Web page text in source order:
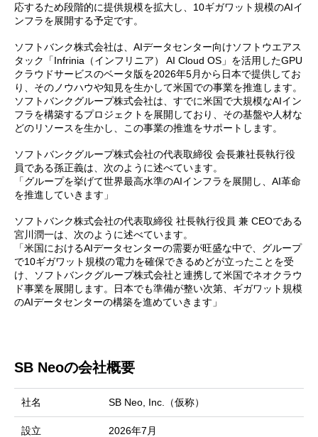
応するため段階的に提供規模を拡大し、10ギガワット規模のAIイ
ンフラを展開する予定です。
ソフトバンク株式会社は、AIデータセンター向けソフトウエアス
タック「Infrinia（インフリニア） AI Cloud OS」を活用したGPU
クラウドサービスのベータ版を2026年5月から日本で提供してお
り、そのノウハウや知見を生かして米国での事業を推進します。
ソフトバンクグループ株式会社は、すでに米国で大規模なAIイン
フラを構築するプロジェクトを展開しており、その基盤や人材な
どのリソースを生かし、この事業の推進をサポートします。
ソフトバンクグループ株式会社の代表取締役 会長兼社長執行役
員である孫正義は、次のように述べています。
「グループを挙げて世界最高水準のAIインフラを展開し、AI革命
を推進していきます」
ソフトバンク株式会社の代表取締役 社長執行役員 兼 CEOである
宮川潤一は、次のように述べています。
「米国におけるAIデータセンターの需要が旺盛な中で、グループ
で10ギガワット規模の電力を確保できるめどが立ったことを受
け、ソフトバンクグループ株式会社と連携して米国でネオクラウ
ド事業を展開します。日本でも準備が整い次第、ギガワット規模
のAIデータセンターの構築を進めていきます」
SB Neoの会社概要
社名 SB Neo, Inc.（仮称）
設立 2026年7月